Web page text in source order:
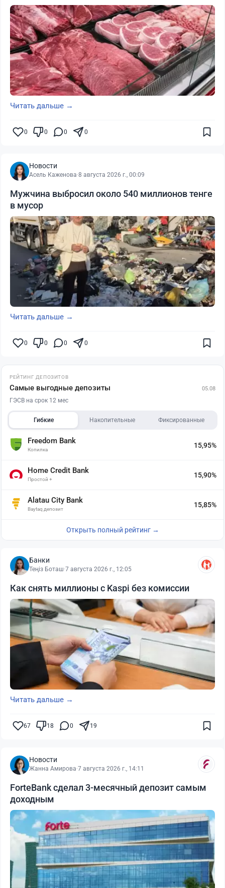
Читать дальше →
0 0 0 0
Новости
Асель Каженова·8 августа 2026 г., 00:09
Мужчина выбросил около 540 миллионов тенге
в мусор
Читать дальше →
0 0 0 0
РЕЙТИНГ ДЕПОЗИТОВ
Самые выгодные депозиты 05.08
ГЭСВ на срок 12 мес
Гибкие Накопительные Фиксированные
Freedom Bank
Копилка
15,95%
Home Credit Bank
Простой +
15,90%
Alatau City Bank
Baytaq депозит
15,85%
Открыть полный рейтинг →
Банки
Теңіз Боташ·7 августа 2026 г., 12:05
Как снять миллионы с Kaspi без комиссии
Читать дальше →
67 18 0 19
Новости
Жанна Амирова·7 августа 2026 г., 14:11
ForteBank сделал 3-месячный депозит самым
доходным